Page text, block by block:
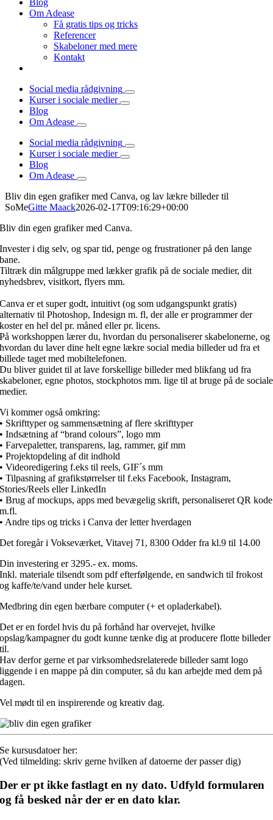
Om Adease
Få gratis tips og tricks
Referencer
Skabeloner med mere
Kontakt
Social media rådgivning
Kurser i sociale medier
Blog
Om Adease
Social media rådgivning
Kurser i sociale medier
Blog
Om Adease
Bliv din egen grafiker med Canva, og lav lækre billeder til
SoMeGitte Maack2026-02-17T09:16:29+00:00
Bliv din egen grafiker med Canva.
Invester i dig selv, og spar tid, penge og frustrationer på den lange
bane.
Tiltræk din målgruppe med lækker grafik på de sociale medier, dit
nyhedsbrev, visitkort, flyers mm.⁠
Canva er et super godt, intuitivt (og som udgangspunkt gratis)
alternativ til Photoshop, Indesign m. fl, der alle er programmer der
koster en hel del pr. måned eller pr. licens.
På workshoppen lærer du, hvordan du personaliserer skabelonerne, og
hvordan du laver dine helt egne lækre social media billeder ud fra et
billede taget med mobiltelefonen.
Du bliver guidet til at lave forskellige billeder med blikfang ud fra
skabeloner, egne photos, stockphotos mm. lige til at bruge på de sociale
medier.
Vi kommer også omkring:
• Skrifttyper og sammensætning af flere skrifttyper
• Indsætning af “brand colours”, logo mm
• Farvepaletter, transparens, lag, rammer, gif mm
• Projektopdeling af dit indhold
• Videoredigering f.eks til reels, GIF´s mm
• Tilpasning af grafikstørrelser til f.eks Facebook, Instagram,
Stories/Reels eller LinkedIn
• Brug af mockups, apps med bevægelig skrift, personaliseret QR kode
m.fl.
• Andre tips og tricks i Canva der letter hverdagen
Det foregår i Vokseværket, Vitavej 71, 8300 Odder fra kl.9 til 14.00
Din investering er 3295.- ex. moms.
Inkl. materiale tilsendt som pdf efterfølgende, en sandwich til frokost
og kaffe/te/vand under hele kurset.
Medbring din egen bærbare computer (+ et opladerkabel).
Det er en fordel hvis du på forhånd har overvejet, hvilke
opslag/kampagner du godt kunne tænke dig at producere flotte billeder
til.
Hav derfor gerne et par virksomhedsrelaterede billeder samt logo
liggende i en mappe på din computer, så du kan arbejde med dem på
dagen.
Vel mødt til en inspirerende og kreativ dag.
Se kursusdatoer her:
(Ved tilmelding: skriv gerne hvilken af datoerne der passer dig)
Der er pt ikke fastlagt en ny dato. Udfyld formularen
og få besked når der er en dato klar.